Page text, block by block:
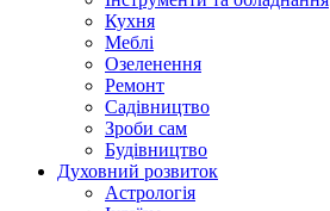
Кухня
Меблі
Озеленення
Ремонт
Садівництво
Зроби сам
Будівництво
Духовний розвиток
Астрологія